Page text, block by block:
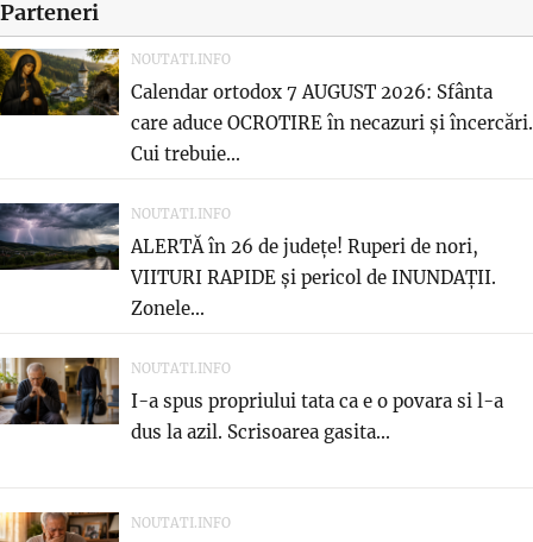
Parteneri
NOUTATI.INFO
Calendar ortodox 7 AUGUST 2026: Sfânta
care aduce OCROTIRE în necazuri și încercări.
Cui trebuie...
NOUTATI.INFO
ALERTĂ în 26 de județe! Ruperi de nori,
VIITURI RAPIDE și pericol de INUNDAȚII.
Zonele...
NOUTATI.INFO
I-a spus propriului tata ca e o povara si l-a
dus la azil. Scrisoarea gasita...
NOUTATI.INFO